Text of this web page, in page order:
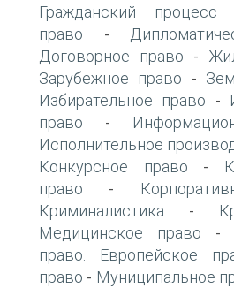
Гражданский процесс
право -
Договорное право -
Зарубежное право -
Избирательное право -
право -
Исполнительное
Конкурсное право -
право -
Криминалистика -
Медицинское право -
право. Европейское
право - Муниципальное